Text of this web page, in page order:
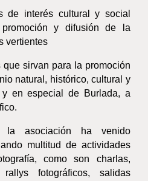
de interés cultural y social
y difusión de la
vertientes
que sirvan para la promoción
natural, histórico, cultural y
en especial de Burlada, a
la asociación ha venido
multitud de actividades
como son charlas,
rallys fotográficos, salidas